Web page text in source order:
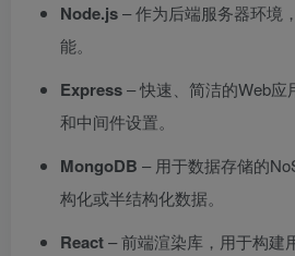
Node.js– 作为后端服务器环境
能。
Express– 快速、简洁的Web
和中间件设置。
MongoDB – 用于数据存储的
构化或半结构化数据。
React– 前端渲染库，用于构建